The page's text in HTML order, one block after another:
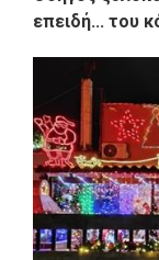
επειδή... του